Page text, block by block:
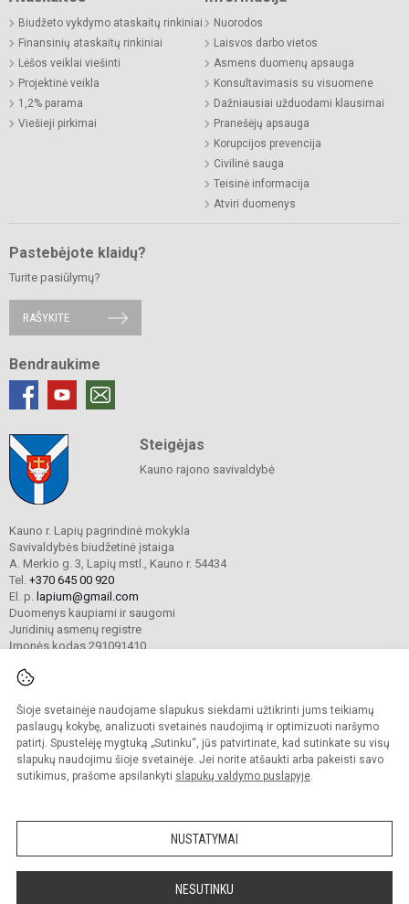
Šioje svetainėje naudojame slapukus siekdami užtikrinti jums teikiamų
paslaugų kokybę, analizuoti svetainės naudojimą ir optimizuoti naršymo
patirtį. Spustelėję mygtuką „Sutinku“, jūs patvirtinate, kad sutinkate su visų
slapukų naudojimu šioje svetainėje. Jei norite atšaukti arba pakeisti savo
sutikimus, prašome apsilankyti slapukų valdymo puslapyje.
NUSTATYMAI
NESUTINKU
Biudžeto vykdymo ataskaitų rinkiniai
Finansinių ataskaitų rinkiniai
Lėšos veiklai viešinti
Projektinė veikla
1,2% parama
Viešieji pirkimai
Nuorodos
Laisvos darbo vietos
Asmens duomenų apsauga
Konsultavimasis su visuomene
Dažniausiai užduodami klausimai
Pranešėjų apsauga
Korupcijos prevencija
Civilinė sauga
Teisinė informacija
Atviri duomenys
Pastebėjote klaidų?
Turite pasiūlymų?
RAŠYKITE
Bendraukime
Steigėjas
Kauno rajono savivaldybė
Kauno r. Lapių pagrindinė mokykla
Savivaldybės biudžetinė įstaiga
A. Merkio g. 3, Lapių mstl., Kauno r. 54434
Tel. +370 645 00 920
El. p. lapium@gmail.com
Duomenys kaupiami ir saugomi
Juridinių asmenų registre
Įmonės kodas 291091410
© 2024 Kauno r. Lapių pagrindinė mokykla. Visos teisės saugomos.
Kopijuoti turinį be raštiško mokyklos sutikimo griežtai draudžiama.
Prieinamumo paraiška Slapukų valdymas
Sumanus būdas atnaujinti